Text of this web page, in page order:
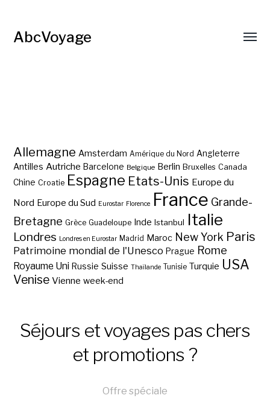
AbcVoyage
Allemagne Amsterdam Amérique du Nord Angleterre
Antilles Autriche Barcelone Belgique Berlin Bruxelles Canada
Chine Croatie Espagne Etats-Unis Europe du
Nord Europe du Sud Eurostar Florence France Grande-
Bretagne Grèce Guadeloupe Inde Istanbul Italie
Londres Londres en Eurostar Madrid Maroc New York Paris
Patrimoine mondial de l'Unesco Prague Rome
Royaume Uni Russie Suisse Thaïlande Tunisie Turquie USA
Venise Vienne week-end
Séjours et voyages pas chers
et promotions ?
Offre spéciale